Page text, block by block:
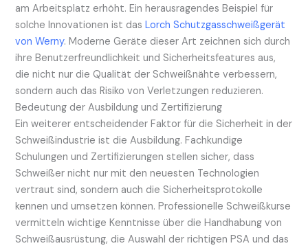
am Arbeitsplatz erhöht. Ein herausragendes Beispiel für
solche Innovationen ist dasLorch Schutzgasschweißgerät
von Werny. Moderne Geräte dieser Art zeichnen sich durch
ihre Benutzerfreundlichkeit und Sicherheitsfeatures aus,
die nicht nur die Qualität der Schweißnähte verbessern,
sondern auch das Risiko von Verletzungen reduzieren.
Bedeutung der Ausbildung und Zertifizierung
Ein weiterer entscheidender Faktor für die Sicherheit in der
Schweißindustrie ist die Ausbildung. Fachkundige
Schulungen und Zertifizierungen stellen sicher, dass
Schweißer nicht nur mit den neuesten Technologien
vertraut sind, sondern auch die Sicherheitsprotokolle
kennen und umsetzen können. Professionelle Schweißkurse
vermitteln wichtige Kenntnisse über die Handhabung von
Schweißausrüstung, die Auswahl der richtigen PSA und das